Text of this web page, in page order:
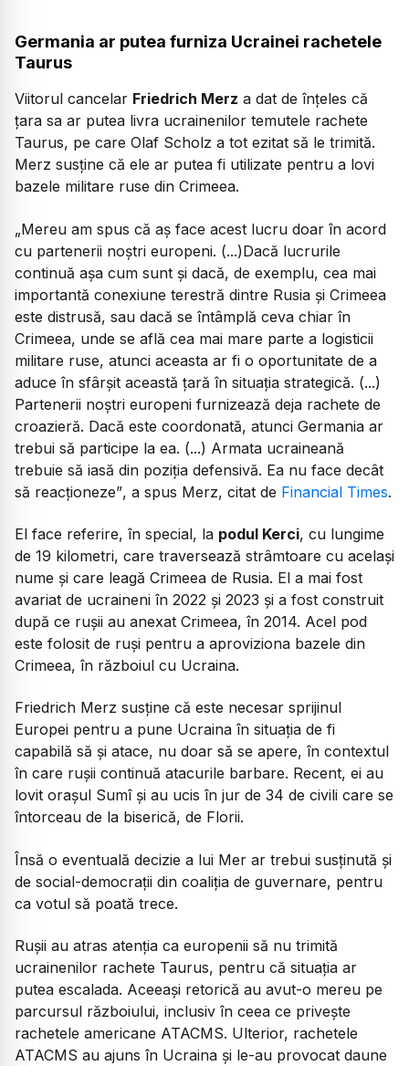
Germania ar putea furniza Ucrainei rachetele
Taurus
Viitorul cancelar Friedrich Merz a dat de înțeles că
țara sa ar putea livra ucrainenilor temutele rachete
Taurus, pe care Olaf Scholz a tot ezitat să le trimită.
Merz susține că ele ar putea fi utilizate pentru a lovi
bazele militare ruse din Crimeea.
„Mereu am spus că aș face acest lucru doar în acord
cu partenerii noștri europeni. (...)Dacă lucrurile
continuă așa cum sunt și dacă, de exemplu, cea mai
importantă conexiune terestră dintre Rusia și Crimeea
este distrusă, sau dacă se întâmplă ceva chiar în
Crimeea, unde se află cea mai mare parte a logisticii
militare ruse, atunci aceasta ar fi o oportunitate de a
aduce în sfârșit această țară în situația strategică. (...)
Partenerii noștri europeni furnizează deja rachete de
croazieră. Dacă este coordonată, atunci Germania ar
trebui să participe la ea. (...) Armata ucraineană
trebuie să iasă din poziția defensivă. Ea nu face decât
să reacționeze”, a spus Merz, citat de Financial Times.
El face referire, în special, la podul Kerci, cu lungime
de 19 kilometri, care traversează strâmtoare cu același
nume și care leagă Crimeea de Rusia. El a mai fost
avariat de ucraineni în 2022 și 2023 și a fost construit
după ce rușii au anexat Crimeea, în 2014. Acel pod
este folosit de ruși pentru a aproviziona bazele din
Crimeea, în războiul cu Ucraina.
Friedrich Merz susține că este necesar sprijinul
Europei pentru a pune Ucraina în situația de fi
capabilă să și atace, nu doar să se apere, în contextul
în care rușii continuă atacurile barbare. Recent, ei au
lovit orașul Sumî și au ucis în jur de 34 de civili care se
întorceau de la biserică, de Florii.
Însă o eventuală decizie a lui Mer ar trebui susținută și
de social-democrații din coaliția de guvernare, pentru
ca votul să poată trece.
Rușii au atras atenția ca europenii să nu trimită
ucrainenilor rachete Taurus, pentru că situația ar
putea escalada. Aceeași retorică au avut-o mereu pe
parcursul războiului, inclusiv în ceea ce privește
rachetele americane ATACMS. Ulterior, rachetele
ATACMS au ajuns în Ucraina și le-au provocat daune